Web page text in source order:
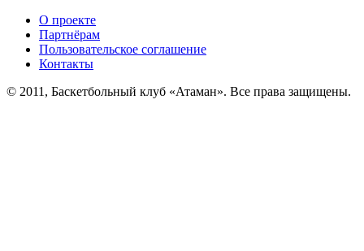
О проекте
Партнёрам
Пользовательское соглашение
Контакты
© 2011, Баскетбольный клуб «Атаман». Все права защищены.